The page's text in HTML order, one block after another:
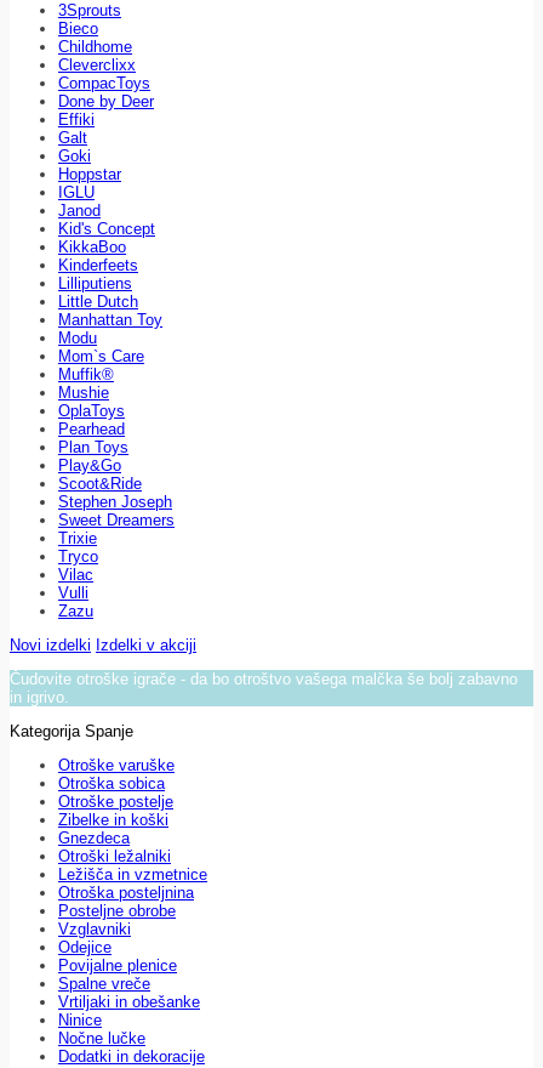
3Sprouts
Bieco
Childhome
Cleverclixx
CompacToys
Done by Deer
Effiki
Galt
Goki
Hoppstar
IGLU
Janod
Kid's Concept
KikkaBoo
Kinderfeets
Lilliputiens
Little Dutch
Manhattan Toy
Modu
Mom`s Care
Muffik®
Mushie
OplaToys
Pearhead
Plan Toys
Play&Go
Scoot&Ride
Stephen Joseph
Sweet Dreamers
Trixie
Tryco
Vilac
Vulli
Zazu
Novi izdelki Izdelki v akciji
Čudovite otroške igrače - da bo otroštvo vašega malčka še bolj zabavno
in igrivo.
Kategorija Spanje
Otroške varuške
Otroška sobica
Otroške postelje
Zibelke in koški
Gnezdeca
Otroški ležalniki
Ležišča in vzmetnice
Otroška posteljnina
Posteljne obrobe
Vzglavniki
Odejice
Povijalne plenice
Spalne vreče
Vrtiljaki in obešanke
Ninice
Nočne lučke
Dodatki in dekoracije